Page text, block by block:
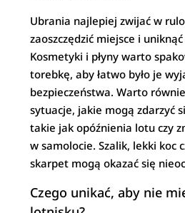
Ubrania najlepiej zwijać w
zaoszczędzić miejsce i
Kosmetyki i płyny warto
torebkę, aby łatwo było je
bezpieczeństwa. Warto
sytuacje, jakie mogą zdarzyć
takie jak opóźnienia lotu czy
w samolocie. Szalik, lekki koc
skarpet mogą okazać się
Czego unikać, aby nie